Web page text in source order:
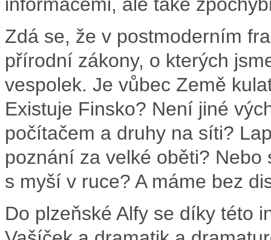
informacemi, ale také
Zdá se, že v postmoderním
přírodní zákony, o kterých
vespolek. Je vůbec Země
Existuje Finsko? Není jiné
počítačem a druhy na síti?
poznání za velké oběti?
s myší v ruce? A máme bez
Do plzeňské Alfy se díky této